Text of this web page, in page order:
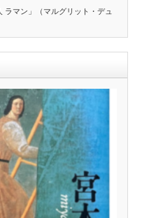
ラマン」（マルグリット・デュ